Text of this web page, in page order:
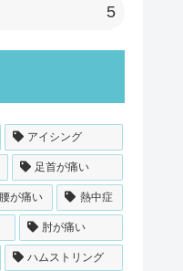
5
アイシング
足首が痛い
腰が痛い 熱中症
肘が痛い
ハムストリング